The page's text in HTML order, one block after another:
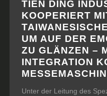
TIEN DING
KOOPERIERT
UM AUF DER
ZU GLÄNZEN –
INTEGRATION
Unter der Leitung des